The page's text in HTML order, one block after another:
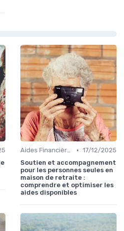
Aides Financières et Subventions • 17/12/2025
Soutien et accompagnement
pour les personnes seules en
maison de retraite :
comprendre et optimiser les
aides disponibles